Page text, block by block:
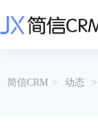
帮助文档
关于简信
简信CRM > 动态 >